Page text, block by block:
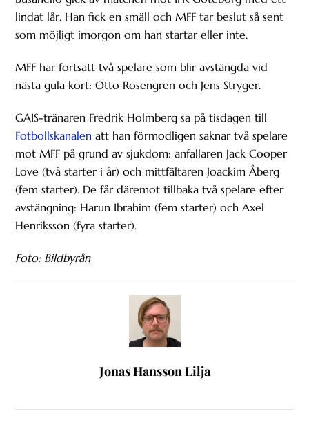
lindat lår. Han fick en smäll och MFF tar beslut så sent
som möjligt imorgon om han startar eller inte.
MFF har fortsatt två spelare som blir avstängda vid
nästa gula kort: Otto Rosengren och Jens Stryger.
GAIS-tränaren Fredrik Holmberg sa på tisdagen till
Fotbollskanalen att han förmodligen saknar två spelare
mot MFF på grund av sjukdom: anfallaren Jack Cooper
Love (två starter i år) och mittfältaren Joackim Åberg
(fem starter). De får däremot tillbaka två spelare efter
avstängning: Harun Ibrahim (fem starter) och Axel
Henriksson (fyra starter).
Foto: Bildbyrån
Jonas Hansson Lilja